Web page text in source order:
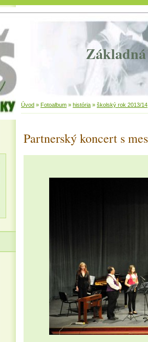
Základná
Úvod » Fotoalbum » história » školský rok 2013/14
Partnerský koncert s